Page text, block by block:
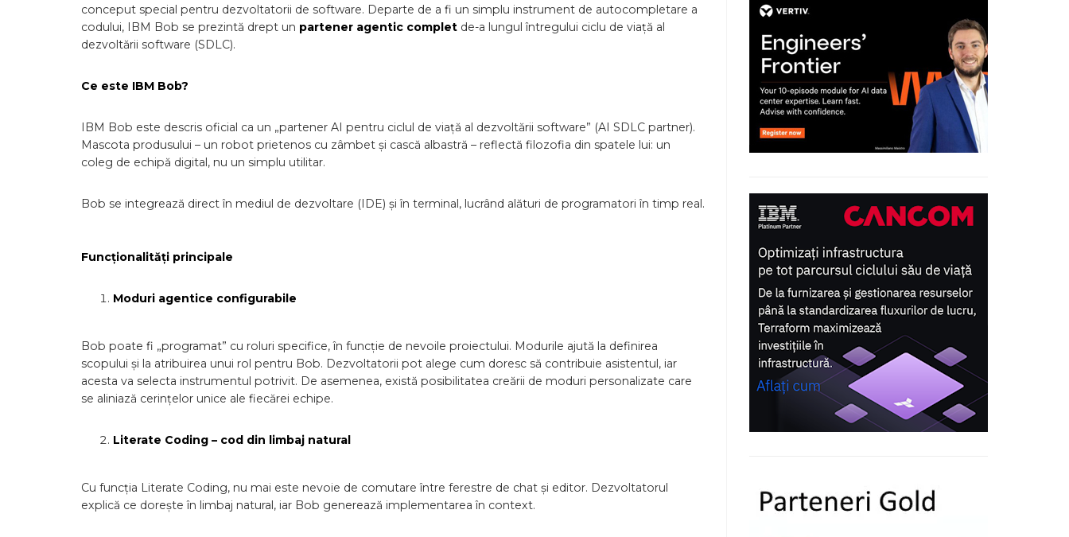
conceput special pentru dezvoltatorii de software. Departe de a fi un simplu instrument de autocompletare a
codului, IBM Bob se prezintă drept un partener agentic complet de-a lungul întregului ciclu de viață al
dezvoltării software (SDLC).
Ce este IBM Bob?
IBM Bob este descris oficial ca un „partener AI pentru ciclul de viață al dezvoltării software” (AI SDLC partner).
Mascota produsului – un robot prietenos cu zâmbet și cască albastră – reflectă filozofia din spatele lui: un
coleg de echipă digital, nu un simplu utilitar.
Bob se integrează direct în mediul de dezvoltare (IDE) și în terminal, lucrând alături de programatori în timp real.
Funcționalități principale
Moduri agentice configurabile
Bob poate fi „programat” cu roluri specifice, în funcție de nevoile proiectului. Modurile ajută la definirea
scopului și la atribuirea unui rol pentru Bob. Dezvoltatorii pot alege cum doresc să contribuie asistentul, iar
acesta va selecta instrumentul potrivit. De asemenea, există posibilitatea creării de moduri personalizate care
se aliniază cerințelor unice ale fiecărei echipe.
Literate Coding – cod din limbaj natural
Cu funcția Literate Coding, nu mai este nevoie de comutare între ferestre de chat și editor. Dezvoltatorul
explică ce dorește în limbaj natural, iar Bob generează implementarea în context.